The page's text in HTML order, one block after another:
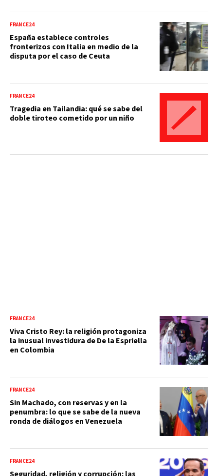
FRANCE24
España establece controles
fronterizos con Italia en medio de la
disputa por el caso de Ceuta
FRANCE24
Tragedia en Tailandia: qué se sabe del
doble tiroteo cometido por un niño
FRANCE24
Viva Cristo Rey: la religión protagoniza
la inusual investidura de De la Espriella
en Colombia
FRANCE24
Sin Machado, con reservas y en la
penumbra: lo que se sabe de la nueva
ronda de diálogos en Venezuela
FRANCE24
Seguridad, religión y corrupción: las